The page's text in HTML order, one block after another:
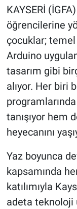
KAYSERİ
öğrencilerine
çocuklar;
Arduino
tasarım gibi
alıyor. Her biri
tanışıyor hem
heyecanını
Yaz boyunca
kapsamında
katılımıyla
adeta teknoloji